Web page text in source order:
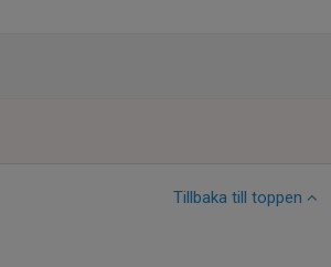
Tillbaka till toppen